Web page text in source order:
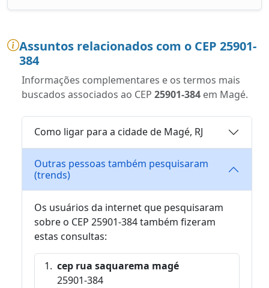
Assuntos relacionados com o CEP 25901-
384
Informações complementares e os termos mais
buscados associados ao CEP 25901-384 em Magé.
Como ligar para a cidade de Magé, RJ
Outras pessoas também pesquisaram
(trends)
Os usuários da internet que pesquisaram
sobre o CEP 25901-384 também fizeram
estas consultas:
cep rua saquarema magé
25901-384